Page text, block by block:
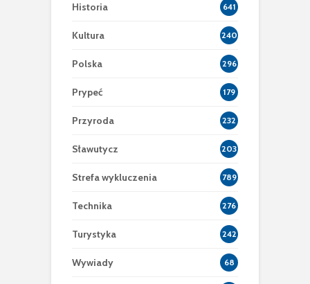
Historia 641
Kultura 240
Polska 296
Prypeć 179
Przyroda 232
Sławutycz 203
Strefa wykluczenia 789
Technika 276
Turystyka 242
Wywiady 68